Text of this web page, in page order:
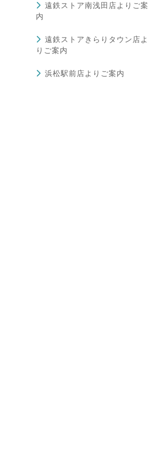
遠鉄ストア南浅田店よりご案
内
遠鉄ストアきらりタウン店よ
りご案内
浜松駅前店よりご案内